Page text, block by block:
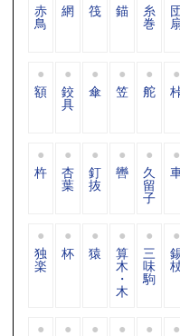
赤
鳥
網 筏 錨 糸
巻
額 鉸
具
傘 笠 舵
杵 杏
葉
釘
抜
轡 久
留
子
独
楽
杯 猿 算
木
・
木
三
味
駒